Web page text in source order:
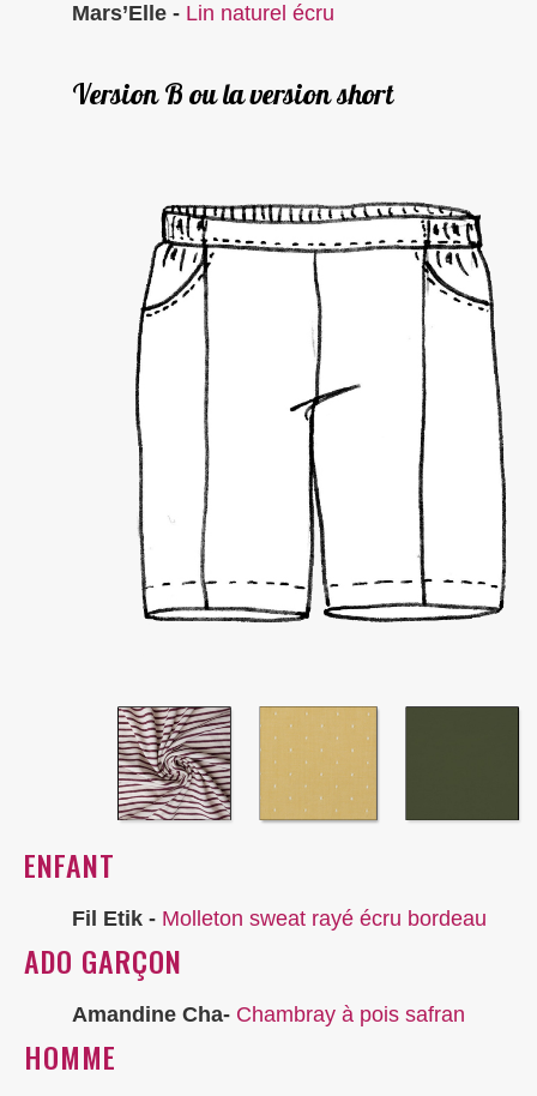
Mars’Elle - Lin naturel écru
Version B ou la version short
ENFANT
Fil Etik - Molleton sweat rayé écru bordeau
ADO GARÇON
Amandine Cha- Chambray à pois safran
HOMME